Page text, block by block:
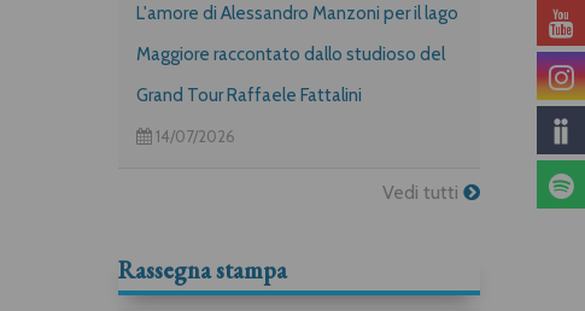
L'amore di Alessandro Manzoni per il lago
Maggiore raccontato dallo studioso del
Grand Tour Raffaele Fattalini
14/07/2026
Vedi tutti
Rassegna stampa